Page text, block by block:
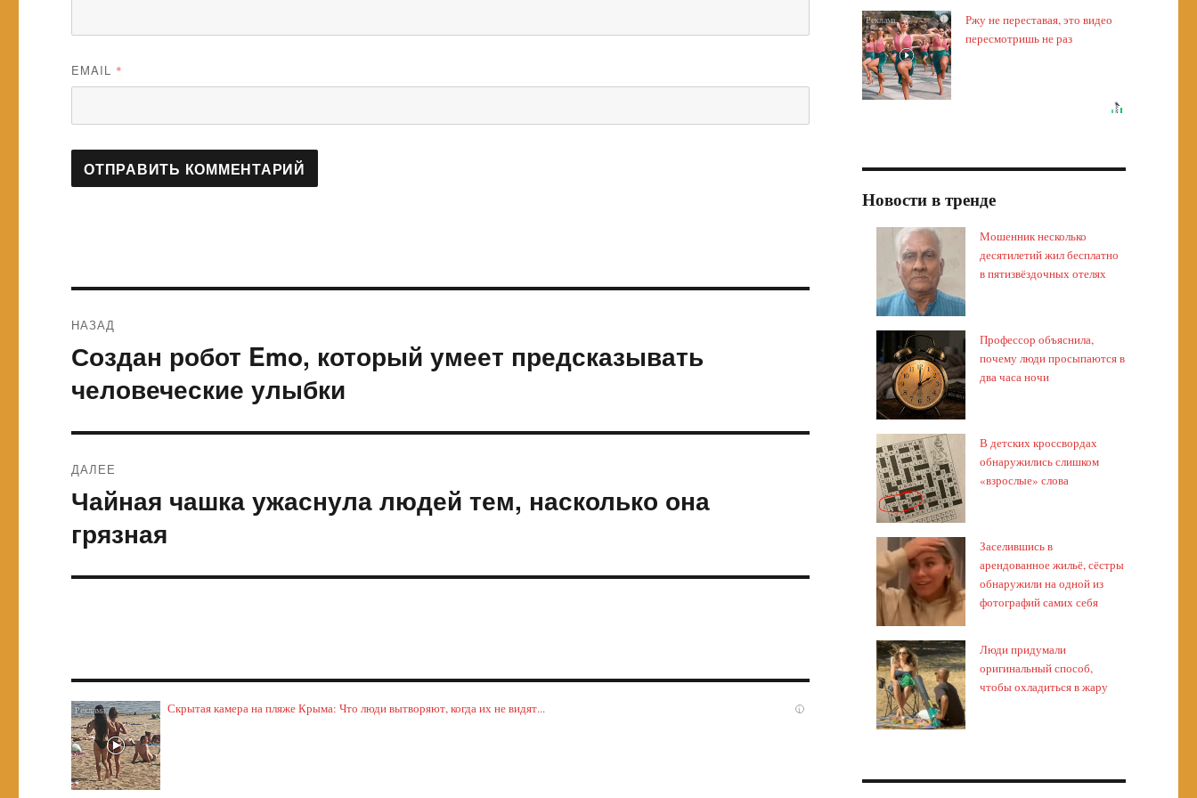
EMAIL *
по
записям
НАЗАД
Предыдущая
запись:
Создан робот Emo, который умеет предсказывать
человеческие улыбки
ДАЛЕЕ
Следующая
Чайная чашка ужаснула людей тем, насколько она
грязная
i
Скрытая камера на пляже Крыма: Что люди вытворяют, когда их не видят...
i
Ржу не переставая, это видео
пересмотришь не раз
Новости в тренде
Мошенник несколько
десятилетий жил бесплатно
в пятизвёздочных отелях
Профессор объяснила,
почему люди просыпаются в
два часа ночи
В детских кроссвордах
обнаружились слишком
«взрослые» слова
Заселившись в
арендованное жильё, сёстры
обнаружили на одной из
фотографий самих себя
Люди придумали
оригинальный способ,
чтобы охладиться в жару